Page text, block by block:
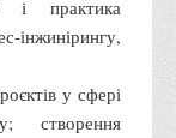
і практика
інжинірингу,
у сфері
створення